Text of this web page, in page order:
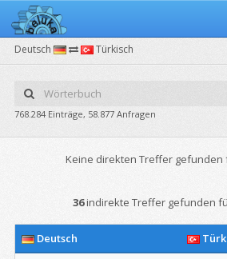
Deutsch Türkisch
768.284 Einträge, 58.877 Anfragen
Keine direkten Treffer gefunden
36indirekte Treffer gefunden
Deutsch